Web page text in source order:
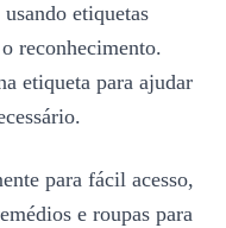
etiquetas
reconhecimento.
etiqueta para ajudar
para fácil acesso,
e roupas para